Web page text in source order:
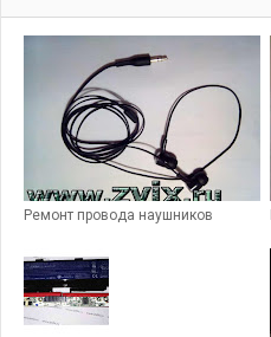
Ремонт провода наушников